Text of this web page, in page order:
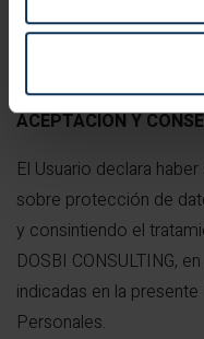
ACEPTACIÓN Y
El Usuario declara
sobre protección de
y consintiendo el
DOSBI CONSULTING,
indicadas en la
Personales.